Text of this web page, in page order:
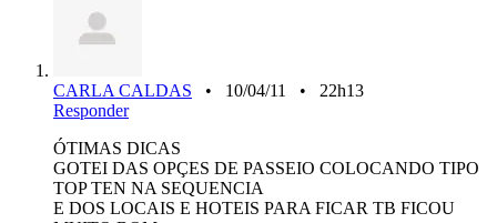
CARLA CALDAS • 10/04/11 • 22h13
Responder
ÓTIMAS DICAS
GOTEI DAS OPÇES DE PASSEIO COLOCANDO TIPO
TOP TEN NA SEQUENCIA
E DOS LOCAIS E HOTEIS PARA FICAR TB FICOU